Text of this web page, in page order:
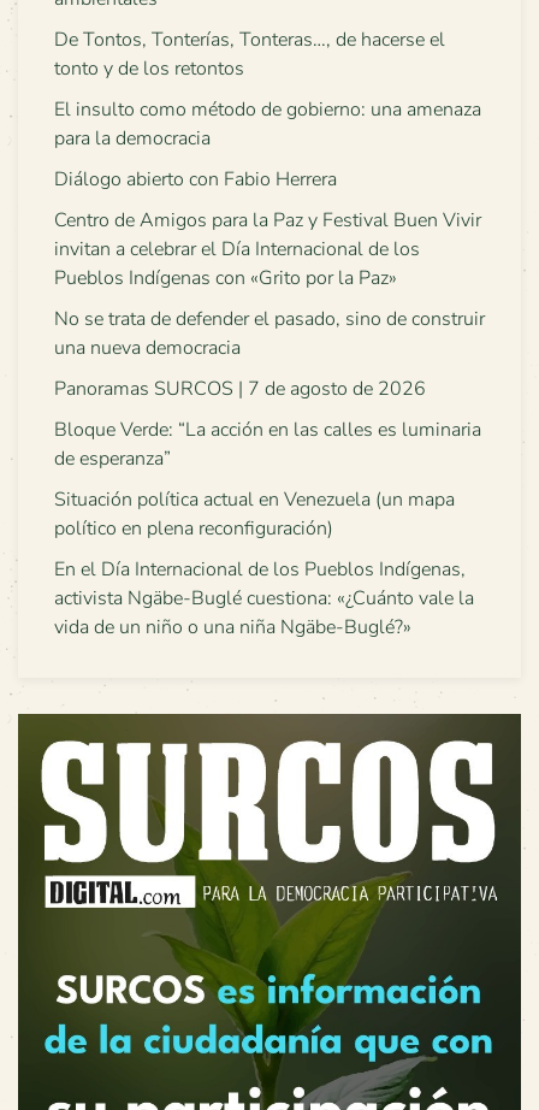
De Tontos, Tonterías, Tonteras…, de hacerse el
tonto y de los retontos
El insulto como método de gobierno: una amenaza
para la democracia
Diálogo abierto con Fabio Herrera
Centro de Amigos para la Paz y Festival Buen Vivir
invitan a celebrar el Día Internacional de los
Pueblos Indígenas con «Grito por la Paz»
No se trata de defender el pasado, sino de construir
una nueva democracia
Panoramas SURCOS | 7 de agosto de 2026
Bloque Verde: “La acción en las calles es luminaria
de esperanza”
Situación política actual en Venezuela (un mapa
político en plena reconfiguración)
En el Día Internacional de los Pueblos Indígenas,
activista Ngäbe-Buglé cuestiona: «¿Cuánto vale la
vida de un niño o una niña Ngäbe-Buglé?»